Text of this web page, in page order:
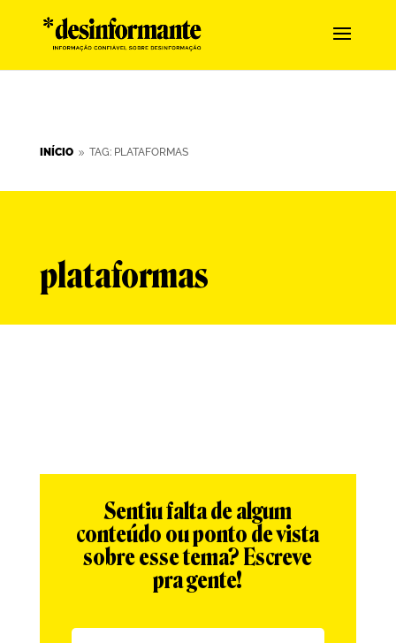
INÍCIO 9 TAG: PLATAFORMAS
plataformas
Sentiu falta de algum
conteúdo ou ponto de vista
sobre esse tema? Escreve
pra gente!